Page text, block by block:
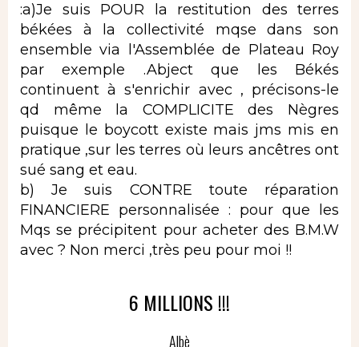
:a)Je suis POUR la restitution des terres
békées à la collectivité mqse dans son
ensemble via l'Assemblée de Plateau Roy
par exemple .Abject que les Békés
continuent à s'enrichir avec , précisons-le
qd même la COMPLICITE des Nègres
puisque le boycott existe mais jms mis en
pratique ,sur les terres où leurs ancêtres ont
sué sang et eau.
b) Je suis CONTRE toute réparation
FINANCIERE personnalisée : pour que les
Mqs se précipitent pour acheter des B.M.W
avec ? Non merci ,très peu pour moi !!
6 MILLIONS !!!
Albè